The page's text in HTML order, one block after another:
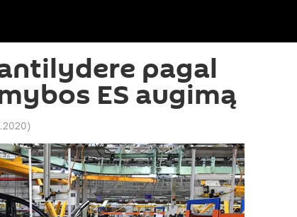
pagal
ES augimą
)